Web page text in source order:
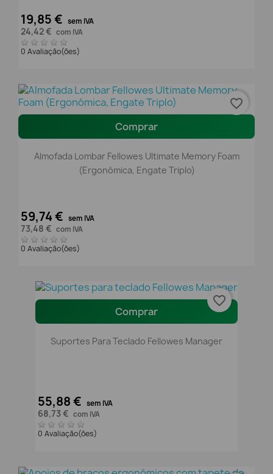
19,85 € sem IVA
24,42 € com IVA
0 Avaliação(ões)
Comprar
Almofada Lombar Fellowes Ultimate Memory Foam
(Ergonómica, Engate Triplo)
59,74 € sem IVA
73,48 € com IVA
0 Avaliação(ões)
favorite_border
Comprar
Suportes Para Teclado Fellowes Manager
55,88 € sem IVA
68,73 € com IVA
0 Avaliação(ões)
favorite_border